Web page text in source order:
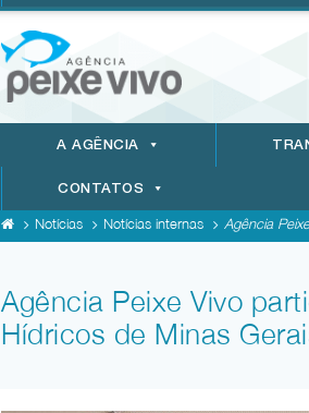
A AGÊNCIA
CONTATOS
Notícias Notícias internas Agência
Agência Peixe Vivo
Hídricos de Minas